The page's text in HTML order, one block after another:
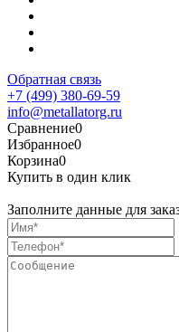
Обратная связь
+7 (499) 380-69-59
info@metallatorg.ru
Сравнение0
Избранное0
Корзина0
Купить в один клик
Заполните данные для